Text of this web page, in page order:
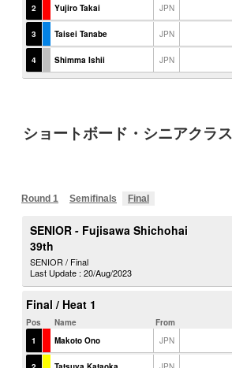
ショートボード・シニアクラス
Round 1 Semifinals Final